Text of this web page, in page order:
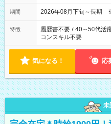
期間 2026年08月下旬～長期
特徴 履歴書不要 / 40～50代活
コンスキル不要
気になる！ 応
未